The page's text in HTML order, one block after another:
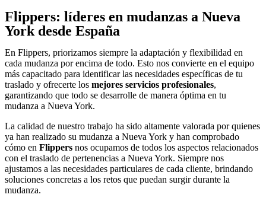
Flippers: líderes en mudanzas a Nueva
York desde España
En Flippers, priorizamos siempre la adaptación y flexibilidad en
cada mudanza por encima de todo. Esto nos convierte en el equipo
más capacitado para identificar las necesidades específicas de tu
traslado y ofrecerte los mejores servicios profesionales,
garantizando que todo se desarrolle de manera óptima en tu
mudanza a Nueva York.
La calidad de nuestro trabajo ha sido altamente valorada por quienes
ya han realizado su mudanza a Nueva York y han comprobado
cómo en Flippers nos ocupamos de todos los aspectos relacionados
con el traslado de pertenencias a Nueva York. Siempre nos
ajustamos a las necesidades particulares de cada cliente, brindando
soluciones concretas a los retos que puedan surgir durante la
mudanza.